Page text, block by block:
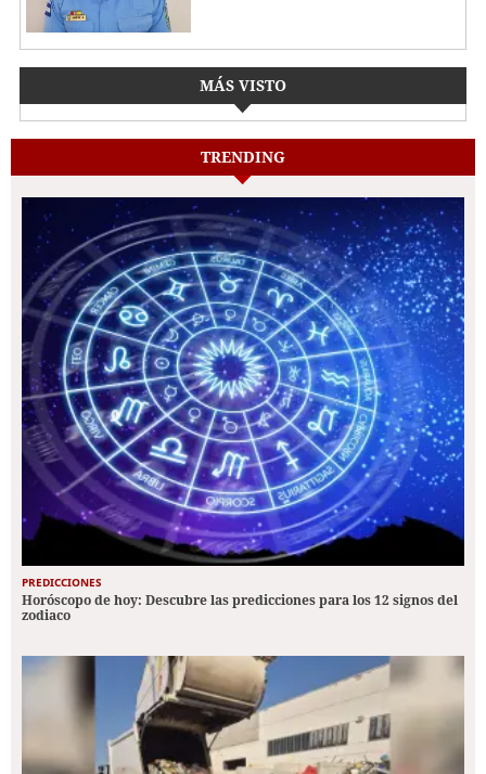
MÁS VISTO
TRENDING
PREDICCIONES
Horóscopo de hoy: Descubre las predicciones para los 12 signos del
zodiaco